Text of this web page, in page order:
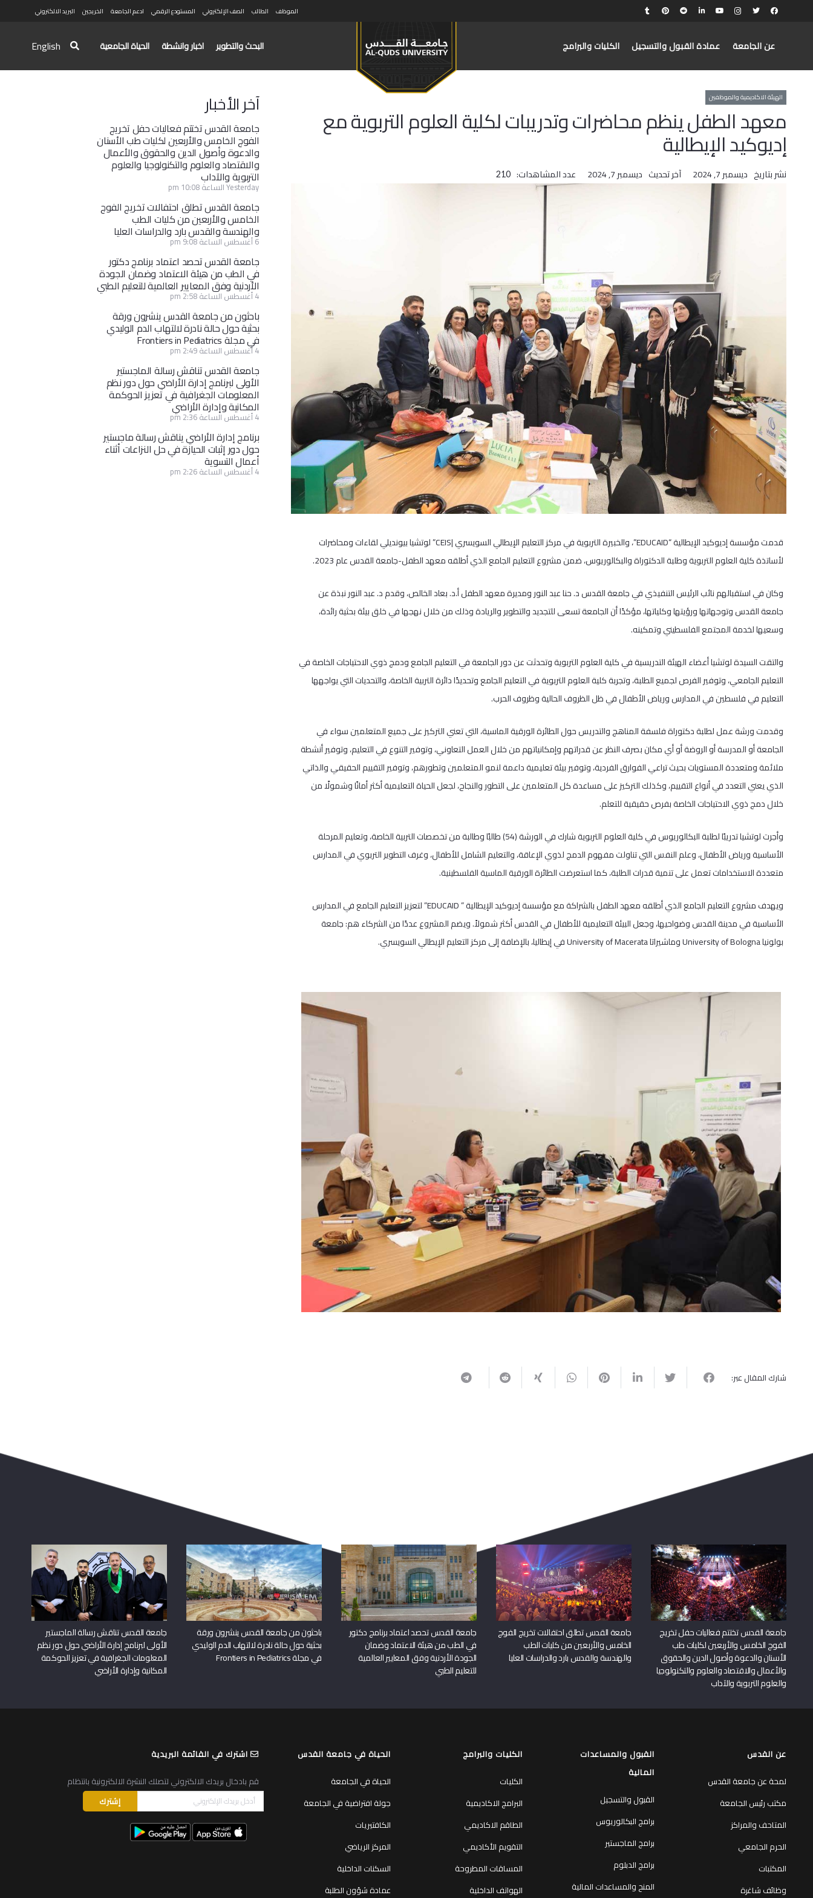
الموظف الطالب الصف الإلكتروني المستودع الرقمي ادعم الجامعة الخريجين البريد الالكتروني
عن الجامعة عمادة القبول والتسجيل الكليات والبرامج البحث والتطوير اخبار وانشطة الحياة الجامعية English
الهيئة الاكاديمية والموظفين
معهد الطفل ينظم محاضرات وتدريبات لكلية العلوم التربوية مع
إديوكيد الإيطالية
نشر بتاريخ ديسمبر 7, 2024 آخر تحديث ديسمبر 7, 2024 عدد المشاهدات: 210
قدمت مؤسسة إديوكيد الإيطالية “EDUCAID”، والخبيرة التربوية في مركز التعليم الإيطالي السويسري |CEIS” لوتشيا بيونديلي لقاءات ومحاضرات
لأساتذة كلية العلوم التربوية وطلبة الدكتوراة والبكالوريوس، ضمن مشروع التعليم الجامع الذي أطلقه معهد الطفل-جامعة القدس عام 2023.
وكان في استقبالهم نائب الرئيس التنفيذي في جامعة القدس د. حنا عبد النور ومديرة معهد الطفل أ.د. بعاد الخالص، وقدم د. عبد النور نبذة عن
جامعة القدس وتوجهاتها ورؤيتها وكلياتها، مؤكدًا أن الجامعة تسعى للتجديد والتطوير والريادة وذلك من خلال نهجها في خلق بيئة بحثية رائدة،
وسعيها لخدمة المجتمع الفلسطيني وتمكينه.
والتقت السيدة لوتشيا أعضاء الهيئة التدريسية في كلية العلوم التربوية وتحدثت عن دور الجامعة في التعليم الجامع ودمج ذوي الاحتياجات الخاصة في
التعليم الجامعي، وتوفير الفرص لجميع الطلبة، وتجربة كلية العلوم التربوية في التعليم الجامع وتحديدًا دائرة التربية الخاصة، والتحديات التي يواجهها
التعليم في فلسطين في المدارس ورياض الأطفال في ظل الظروف الحالية وظروف الحرب.
وقدمت ورشة عمل لطلبة دكتوراة فلسفة المناهج والتدريس حول الطائرة الورقية الماسية، التي تعني التركيز على جميع المتعلمين سواء في
الجامعة أو المدرسة أو الروضة أو أي مكان بصرف النظر عن قدراتهم وإمكانياتهم من خلال العمل التعاوني، وتوفير التنوع في التعليم، وتوفير أنشطة
ملائمة ومتعددة المستويات بحيث تراعي الفوارق الفردية، وتوفير بيئة تعليمية داعمة لنمو المتعلمين وتطورهم، وتوفير التقييم الحقيقي والذاتي
الذي يعني التعدد في أنواع التقييم، وكذلك التركيز على مساعدة كل المتعلمين على التطور والنجاح، لجعل الحياة التعليمية أكثر أمانًا وشمولًا من
خلال دمج ذوي الاحتياجات الخاصة بفرص حقيقية للتعلم.
وأجرت لوتشيا تدريبًا لطلبة البكالوريوس في كلية العلوم التربوية شارك في الورشة (54) طالبًا وطالبة من تخصصات التربية الخاصة، وتعليم المرحلة
الأساسية ورياض الأطفال، وعلم النفس التي تناولت مفهوم الدمج لذوي الإعاقة، والتعليم الشامل للأطفال، وغرف التطوير التربوي في المدارس
متعددة الاستخدامات تعمل على تنمية قدرات الطلبة، كما استعرضت الطائرة الورقية الماسية الفلسطينية.
ويهدف مشروع التعليم الجامع الذي أطلقه معهد الطفل بالشراكة مع مؤسسة إديوكيد الإيطالية ” EDUCAID” لتعزيز التعليم الجامع في المدارس
الأساسية في مدينة القدس وضواحيها، وجعل البيئة التعليمية للأطفال في القدس أكثر شمولاً. ويضم المشروع عددًا من الشركاء هم: جامعة
بولونيا University of Bologna وماشيراتا University of Macerata في إيطاليا، بالإضافة إلى مركز التعليم الإيطالي السويسري.
شارك المقال عبر:
آخر الأخبار
جامعة القدس تختتم فعاليات حفل تخريج
الفوج الخامس والأربعين لكليات طب الأسنان
والدعوة وأصول الدين والحقوق والأعمال
والاقتصاد والعلوم والتكنولوجيا والعلوم
التربوية والآداب
Yesterday الساعة 10:08 pm
جامعة القدس تطلق احتفالات تخريج الفوج
الخامس والأربعين من كليات الطب
والهندسة والقدس بارد والدراسات العليا
6 أغسطس الساعة 9:08 pm
جامعة القدس تحصد اعتماد برنامج دكتور
في الطب من هيئة الاعتماد وضمان الجودة
الأردنية وفق المعايير العالمية للتعليم الطبي
4 أغسطس الساعة 2:58 pm
باحثون من جامعة القدس ينشرون ورقة
بحثية حول حالة نادرة لالتهاب الدم الوليدي
في مجلة Frontiers in Pediatrics
4 أغسطس الساعة 2:49 pm
جامعة القدس تناقش رسالة الماجستير
الأولى لبرنامج إدارة الأراضي حول دور نظم
المعلومات الجغرافية في تعزيز الحوكمة
المكانية وإدارة الأراضي
4 أغسطس الساعة 2:36 pm
برنامج إدارة الأراضي يناقش رسالة ماجستير
حول دور إثبات الحيازة في حل النزاعات أثناء
أعمال التسوية
4 أغسطس الساعة 2:26 pm
جامعة القدس تختتم فعاليات حفل تخريج
الفوج الخامس والأربعين لكليات طب
الأسنان والدعوة وأصول الدين والحقوق
والأعمال والاقتصاد والعلوم والتكنولوجيا
والعلوم التربوية والآداب
جامعة القدس تطلق احتفالات تخريج الفوج
الخامس والأربعين من كليات الطب
والهندسة والقدس بارد والدراسات العليا
جامعة القدس تحصد اعتماد برنامج دكتور
في الطب من هيئة الاعتماد وضمان
الجودة الأردنية وفق المعايير العالمية
للتعليم الطبي
باحثون من جامعة القدس ينشرون ورقة
بحثية حول حالة نادرة لالتهاب الدم الوليدي
في مجلة Frontiers in Pediatrics
جامعة القدس تناقش رسالة الماجستير
الأولى لبرنامج إدارة الأراضي حول دور نظم
المعلومات الجغرافية في تعزيز الحوكمة
المكانية وإدارة الأراضي
عن القدس
لمحة عن جامعة القدس
مكتب رئيس الجامعة
المتاحف والمراكز
الحرم الجامعي
المكتبات
وظائف شاغرة
القبول والمساعدات
المالية
القبول والتسجيل
برامج البكالوريوس
برامج الماجستير
برامج الدبلوم
المنح والمساعدات المالية
الكليات والبرامج
الكليات
البرامج الاكاديمية
الطاقم الاكاديمي
التقويم الأكاديمي
المساقات المطروحة
الهواتف الداخلية
الحياة في جامعة القدس
الحياة في الجامعة
جولة افتراضية في الجامعة
الكافتيريات
المركز الرياضي
السكنات الداخلية
عمادة شؤون الطلبة
اشترك في القائمة البريدية
قم بادخال بريدك الالكتروني لتصلك النشرة الالكترونية بانتظام